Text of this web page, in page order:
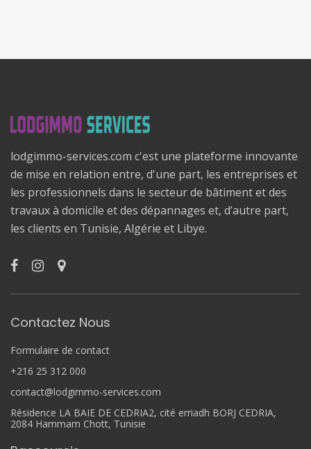
lodgimmo-services.com c'est une plateforme innovante
de mise en relation entre, d'une part, les entreprises et
les professionnels dans le secteur de bâtiment et des
travaux à domicile et des dépannages et, d’autre part,
les clients en Tunisie, Algérie et Libye.
Contactez Nous
Formulaire de contact
+216 25 312 000
contact@lodgimmo-services.com
Résidence LA BAIE DE CEDRIA2, cité erriadh BORJ CEDRIA,
2084 Hammam Chott, Tunisie